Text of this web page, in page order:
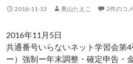
2016-11-13 奥山たえこ 2件のコ
2016年11月5日
共通番号いらないネット学習会第
ー）強制ー年末調整・確定申告・